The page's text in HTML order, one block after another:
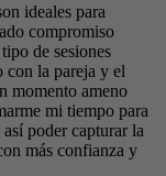
ideales para
compromiso
de sesiones
con la pareja y el
momento ameno
mi tiempo para
poder capturar la
más confianza y